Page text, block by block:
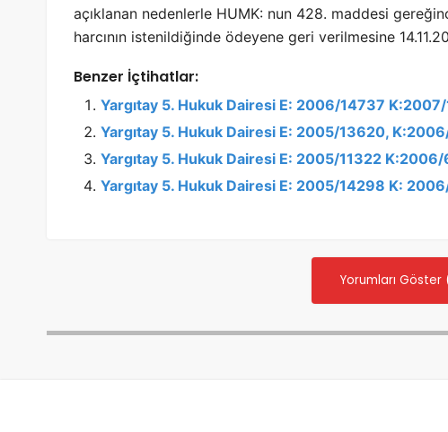
açıklanan nedenlerle HUMK: nun 428. maddesi
harcının istenildiğinde ödeyene geri verilmesine
Benzer İçtihatlar:
Yargıtay 5. Hukuk Dairesi E: 2006/14737
Yargıtay 5. Hukuk Dairesi E: 2005/13620,
Yargıtay 5. Hukuk Dairesi E: 2005/11322
Yargıtay 5. Hukuk Dairesi E: 2005/14298 K:
Yorumları Göster